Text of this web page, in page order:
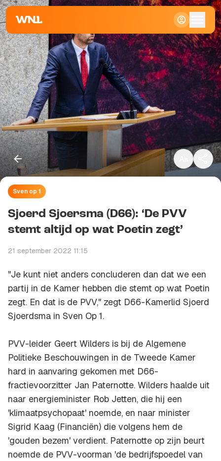
Klein
Standaard
Groot
Sven op 1
Sjoerd Sjoersma (D66): ‘De PVV
stemt altijd op wat Poetin zegt’
21 september 2022 11:15
"Je kunt niet anders concluderen dan dat we een
partij in de Kamer hebben die stemt op wat Poetin
zegt. En dat is de PVV," zegt D66-Kamerlid Sjoerd
Sjoerdsma in Sven Op 1.
PVV-leider Geert Wilders is bij de Algemene
Politieke Beschouwingen in de Tweede Kamer
hard in aanvaring gekomen met D66-
fractievoorzitter Jan Paternotte. Wilders haalde uit
naar energieminister Rob Jetten, die hij een
'klimaatpsychopaat' noemde, en naar minister
Sigrid Kaag (Financiën) die volgens hem de
'gouden bezem' verdient. Paternotte op zijn beurt
noemde de PVV-voorman 'de bedrijfspoedel van